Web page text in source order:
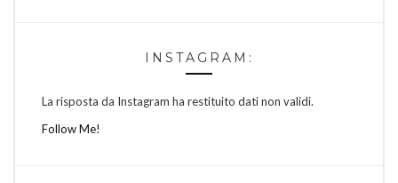
INSTAGRAM:
La risposta da Instagram ha restituito dati non validi.
Follow Me!